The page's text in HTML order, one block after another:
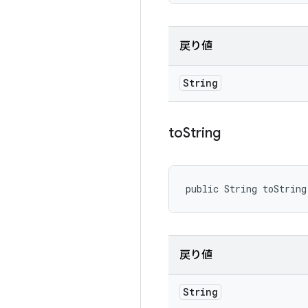
戻り値
String
toString
public String
戻り値
String